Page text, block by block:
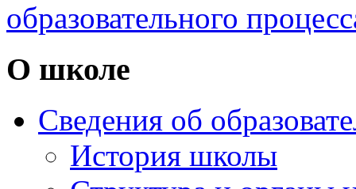
образовательного
О школе
Сведения об
История школы